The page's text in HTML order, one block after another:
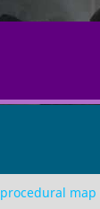
procedural map